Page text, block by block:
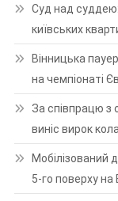
Суд над
київських
Вінницька
на чемпіонаті
За співпрацю з
виніс вирок
Мобілізований
5-го поверху на